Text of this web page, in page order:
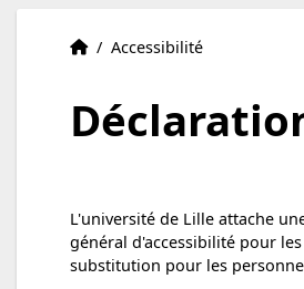
Ecole Graduée MADIS 631 Lille
Accueil
/ Accessibilité
L'université de Lille attache
général d'accessibilité pour
substitution pour les